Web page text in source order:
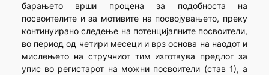
барањето врши процена за подобноста на
посвоителите и за мотивите на посвојувањето, преку
континуирано следење на потенцијалните посвоители,
во период од четири месеци и врз основа на наодот и
мислењето на стручниот тим изготвува предлог за
упис во регистарот на можни посвоители (став 1), а